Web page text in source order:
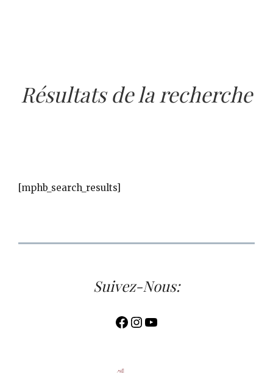
Résultats de la recherche
[mphb_search_results]
Suivez-Nous:
Facebook
Instagram
YouTube